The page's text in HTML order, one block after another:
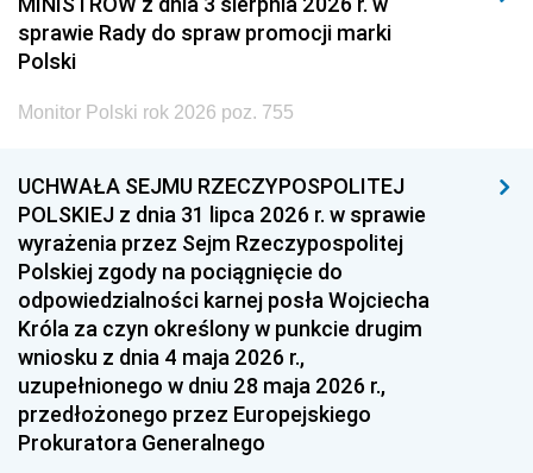
2008 2007 2006
2005
1996 1995 1994
1993 1992 1991
1990 1989
1987 1986 1985
1984 1983
1981 1980 1979
1978 1977
sprawie Rady do spraw promocji marki
Polski
Monitor Polski rok 2026 poz. 755
UCHWAŁA SEJMU RZECZYPOSPOLITEJ
POLSKIEJ z dnia 31 lipca 2026 r. w sprawie
wyrażenia przez Sejm Rzeczypospolitej
Polskiej zgody na pociągnięcie do
odpowiedzialności karnej posła Wojciecha
Króla za czyn określony w punkcie drugim
wniosku z dnia 4 maja 2026 r.,
uzupełnionego w dniu 28 maja 2026 r.,
przedłożonego przez Europejskiego
Prokuratora Generalnego